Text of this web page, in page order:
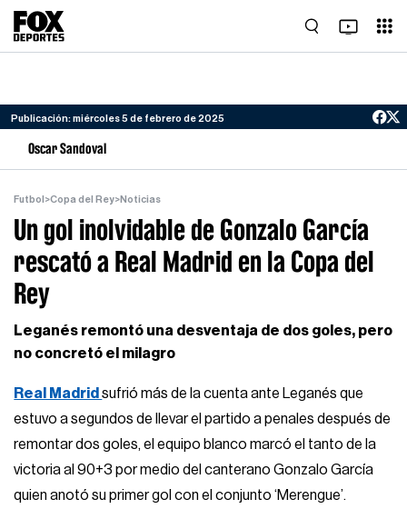
Publicación: miércoles 5 de febrero de 2025
Oscar Sandoval
Futbol >Copa del Rey>Noticias
Un gol inolvidable de Gonzalo García
rescató a Real Madrid en la Copa del
Rey
Leganés remontó una desventaja de dos goles, pero
no concretó el milagro
Real Madridsufrió más de la cuenta ante Leganés que
estuvo a segundos de llevar el partido a penales después de
remontar dos goles, el equipo blanco marcó el tanto de la
victoria al 90+3 por medio del canterano Gonzalo García
quien anotó su primer gol con el conjunto ‘Merengue’.